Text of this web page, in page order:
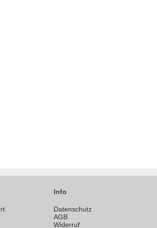
Info
Datenschutz
AGB
Widerruf